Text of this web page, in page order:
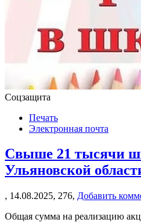
Соцзащита
Печать
Электронная почта
Свыше 21 тысячи
Ульяновской
, 14.08.2025, 276, Добавить
Общая сумма на реализацию